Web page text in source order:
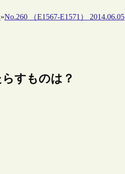
»No.260 （E1567-E1571） 2014.06.05
すものは？